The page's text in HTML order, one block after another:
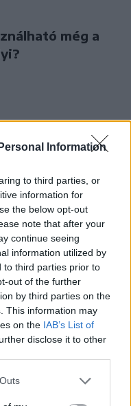
Information
to third parties, or
information for
the below opt-out
note that after your
continue seeing
information utilized by
to third parties prior to
out of the further
by third parties on the
This information may
on the IAB’s List of
disclose it to other
még a
a parlamentnek
ritkítására
a parlamentnek
a közel 900
lehetővé
szükség volt a